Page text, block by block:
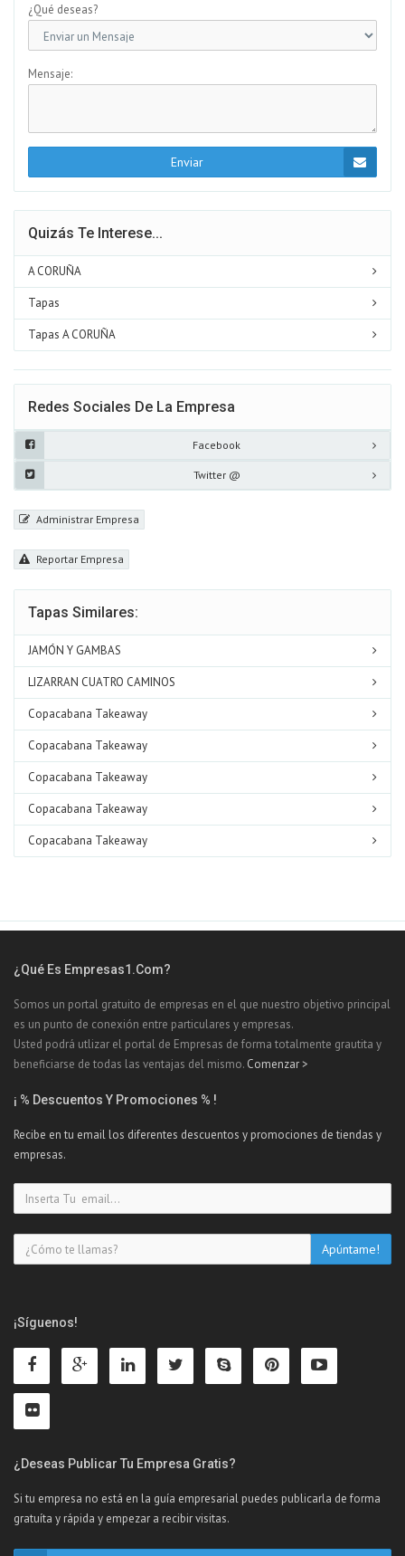
¿Qué deseas?
Mensaje:
Enviar
Quizás Te Interese...
A CORUÑA
Tapas
Tapas A CORUÑA
Redes Sociales De La Empresa
Facebook
Twitter @
Administrar Empresa
Reportar Empresa
Tapas Similares:
JAMÓN Y GAMBAS
LIZARRAN CUATRO CAMINOS
Copacabana Takeaway
Copacabana Takeaway
Copacabana Takeaway
Copacabana Takeaway
Copacabana Takeaway
¿Qué Es Empresas1.com?
Somos un portal gratuito de empresas en el que nuestro objetivo principal
es un punto de conexión entre particulares y empresas.
Usted podrá utlizar el portal de Empresas de forma totalmente grautita y
beneficiarse de todas las ventajas del mismo. Comenzar >
¡ % Descuentos Y Promociones % !
Recibe en tu email los diferentes descuentos y promociones de tiendas y
empresas.
¡Síguenos!
¿Deseas Publicar Tu Empresa Gratis?
Si tu empresa no está en la guía empresarial puedes publicarla de forma
gratuíta y rápida y empezar a recibir visitas.